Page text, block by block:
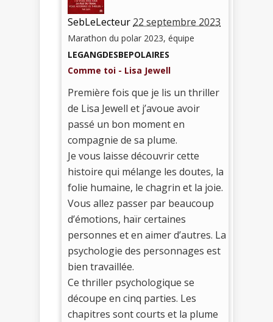
SebLeLecteur 22 septembre 2023
Marathon du polar 2023, équipe
LEGANGDESBEPOLAIRES
Comme toi - Lisa Jewell
Première fois que je lis un thriller
de Lisa Jewell et j’avoue avoir
passé un bon moment en
compagnie de sa plume.
Je vous laisse découvrir cette
histoire qui mélange les doutes, la
folie humaine, le chagrin et la joie.
Vous allez passer par beaucoup
d’émotions, haïr certaines
personnes et en aimer d’autres. La
psychologie des personnages est
bien travaillée.
Ce thriller psychologique se
découpe en cinq parties. Les
chapitres sont courts et la plume